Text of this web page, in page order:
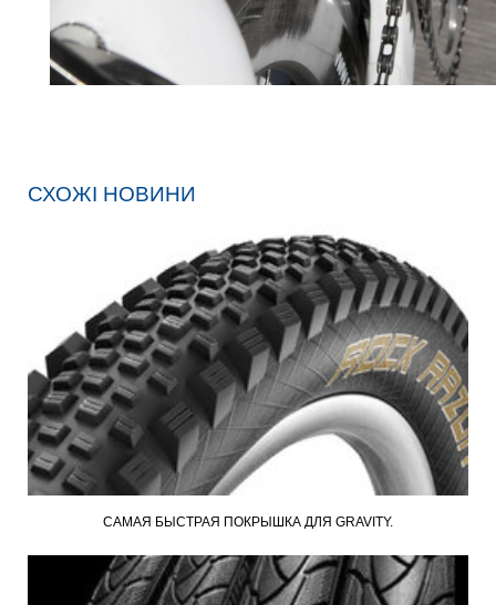
СХОЖІ НОВИНИ
САМАЯ БЫСТРАЯ ПОКРЫШКА ДЛЯ GRAVITY.